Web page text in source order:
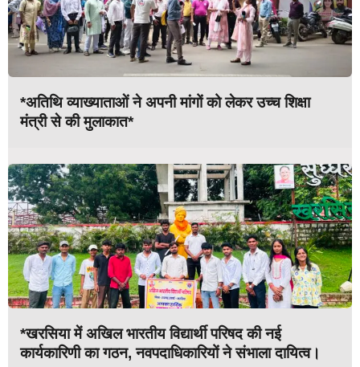
*अतिथि व्याख्याताओं ने अपनी मांगों को लेकर उच्च शिक्षा
मंत्री से की मुलाकात*
*खरसिया में अखिल भारतीय विद्यार्थी परिषद की नई
कार्यकारिणी का गठन, नवपदाधिकारियों ने संभाला दायित्व।